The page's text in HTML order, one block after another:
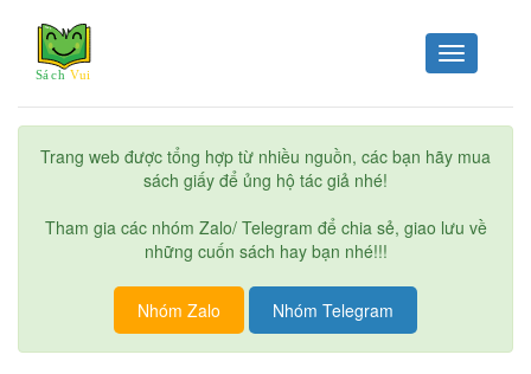
Toggle
navigation
Trang web được tổng hợp từ nhiều nguồn, các bạn hãy mua
sách giấy để ủng hộ tác giả nhé!
Tham gia các nhóm Zalo/ Telegram để chia sẻ, giao lưu về
những cuốn sách hay bạn nhé!!!
Nhóm Zalo Nhóm Telegram